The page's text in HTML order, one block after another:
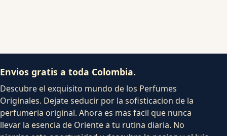
Envios gratis a toda Colombia.
Descubre el exquisito mundo de los Perfumes
Originales. Dejate seducir por la sofisticacion de la
perfumeria original. Ahora es mas facil que nunca
llevar la esencia de Oriente a tu rutina diaria. No